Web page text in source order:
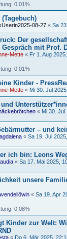
0.01%
08-27 « Sa
Der
mit Prof.
Mette « Fr 1. Aug
0.01%
Kinder -
Mette « Mi 30. Jul
« Mi 30. Jul
– und
« Sa 19. Jul
ich bin: Leons
« Sa 17. Mai 2025,
unsere
« Sa 19. Apr
0.08%
Kinder zur Welt:
« Do 6. Mär 2025,